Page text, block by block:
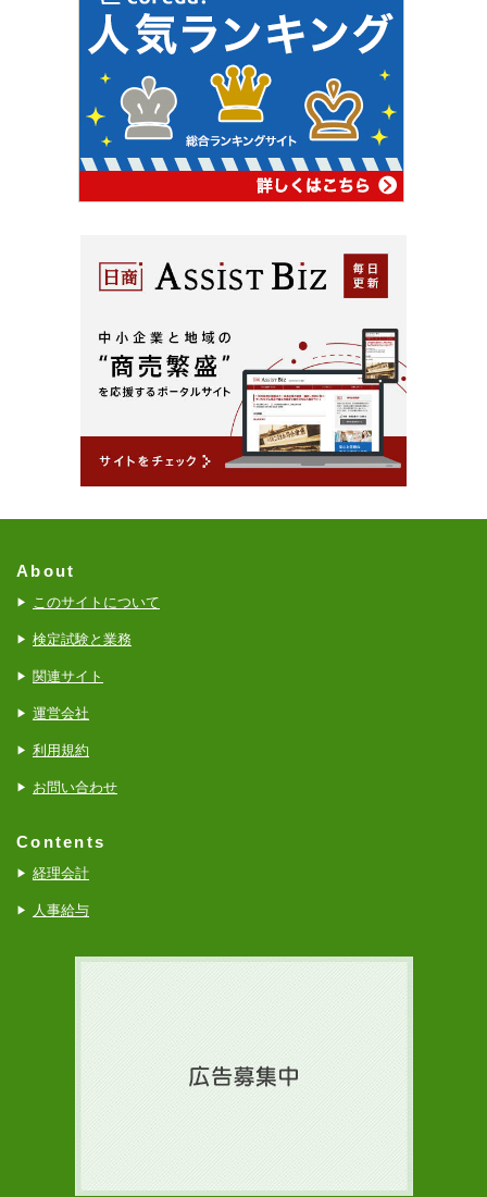
About
このサイトについて
検定試験と業務
関連サイト
運営会社
利用規約
お問い合わせ
Contents
経理会計
人事給与